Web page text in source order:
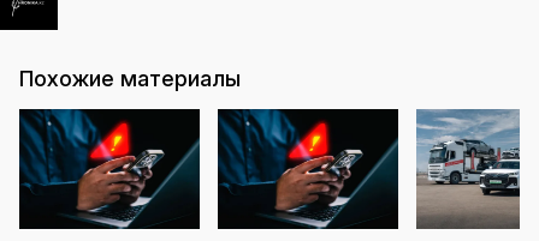
Похожие материалы